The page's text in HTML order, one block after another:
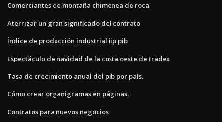
Comerciantes de montaña chimenea de roca
Aterrizar un gran significado del contrato
Índice de producción industrial iip pib
Espectáculo de navidad de la costa oeste de tradex
Tasa de crecimiento anual del pib por país.
Cómo crear organigramas en páginas.
Contratos para nuevos negocios